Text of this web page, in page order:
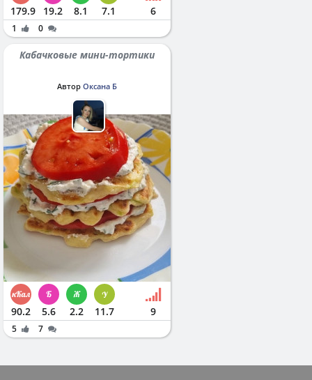
179.9 19.2 8.1 7.1 6
1 0
Кабачковые мини-тортики
Автор Оксана Б
90.2 5.6 2.2 11.7 9
5 7